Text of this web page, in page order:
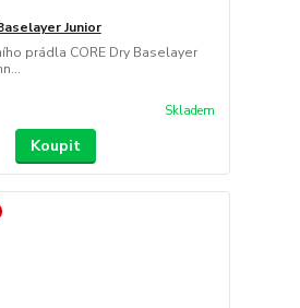
Junior
prádla CORE Dry Baselayer
Skladem
Koupit